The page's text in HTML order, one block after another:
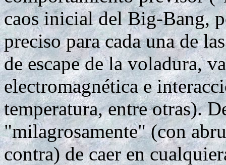
caos inicial del Big-Bang,
preciso para cada una de
de escape de la voladura,
electromagnética e
temperatura, entre otras).
"milagrosamente" (con
contra) de caer en